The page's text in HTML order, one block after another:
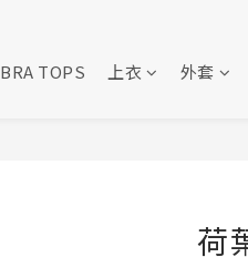
BRA TOPS 上衣 外套
荷